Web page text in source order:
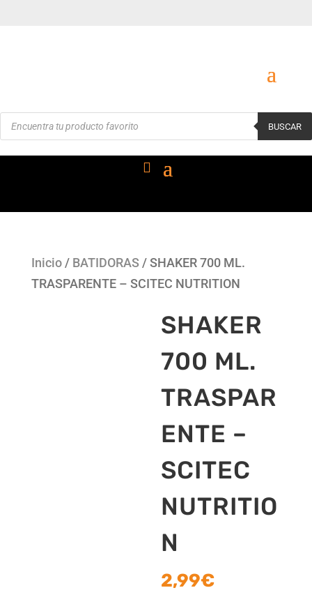
Búsqueda
de
productos
BUSCAR
Inicio/ BATIDORAS/ SHAKER 700 ML.
TRASPARENTE – SCITEC NUTRITION
SHAKER
700 ML.
TRASPAR
ENTE –
SCITEC
NUTRITIO
N
2,99€